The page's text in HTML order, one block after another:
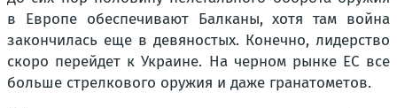
в Европе обеспечивают Балканы, хотя там война
закончилась еще в девяностых. Конечно, лидерство
скоро перейдет к Украине. На черном рынке ЕС все
больше стрелкового оружия и даже гранатометов.